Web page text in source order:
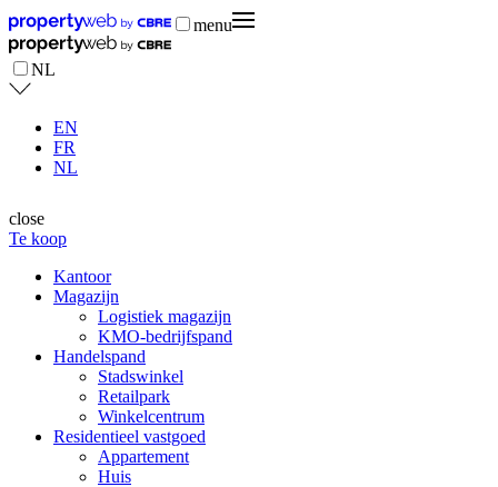
menu
NL
EN
FR
NL
close
Te koop
Kantoor
Magazijn
Logistiek magazijn
KMO-bedrijfspand
Handelspand
Stadswinkel
Retailpark
Winkelcentrum
Residentieel vastgoed
Appartement
Huis